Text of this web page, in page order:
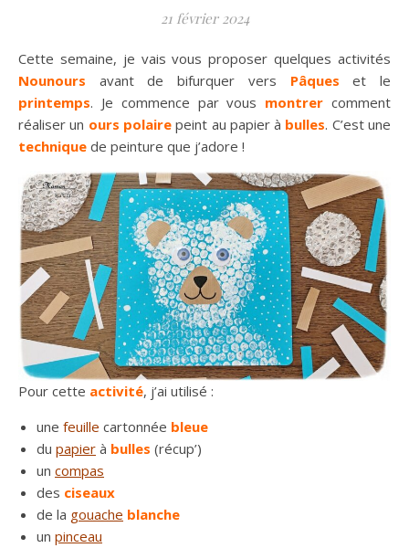
21 février 2024
Cette semaine, je vais vous proposer quelques activités
Nounours
avant de bifurquer vers Pâques
et le
printemps. Je commence par vous montrer comment
réaliser un ours polairepeint au papier à bulles. C’est une
technique de peinture que j’adore !
Pour cette activité, j’ai utilisé :
une feuille cartonnée bleue
du papier à bulles (récup’)
un compas
des ciseaux
de la gouache blanche
un pinceau